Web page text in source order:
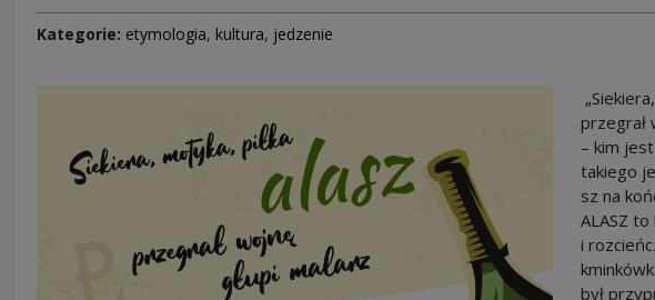
Kategorie: etymologia, kultura, jedzenie
przegrał
– kim
takiego
sz na
ALASZ
i
był